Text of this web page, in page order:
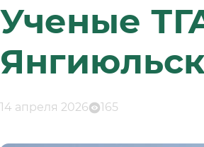
Ученые
14 апреля 2026 165